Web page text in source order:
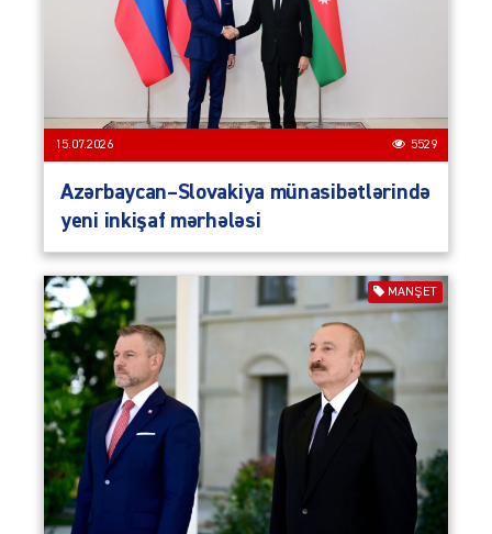
15.07.2026 5529
Azərbaycan–Slovakiya münasibətlərində
yeni inkişaf mərhələsi
MANŞET